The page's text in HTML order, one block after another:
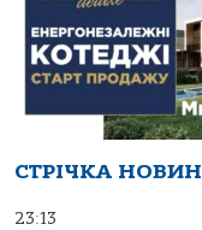
СТРІЧКА НОВИН
23:13